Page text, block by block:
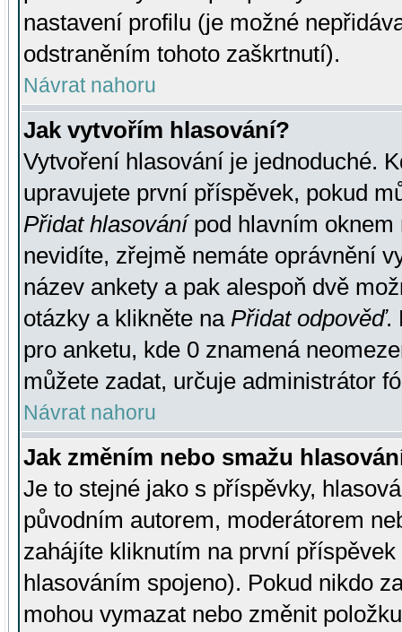
nastavení profilu (je možné
odstraněním tohoto zaškrtnutí).
Návrat nahoru
Jak vytvořím hlasování?
Vytvoření hlasování je jednoduché.
upravujete první příspěvek, pokud
Přidat hlasovánípod hlavním oknem
nevidíte, zřejmě nemáte oprávnění
název ankety a pak alespoň dvě
otázky a klikněte na Přidat odpověď.
pro anketu, kde 0 znamená
můžete zadat, určuje administrátor
Návrat nahoru
Jak změním nebo smažu
Je to stejné jako s příspěvky,
původním autorem, moderátorem
zahájíte kliknutím na první
hlasováním spojeno). Pokud nikdo
mohou vymazat nebo změnit